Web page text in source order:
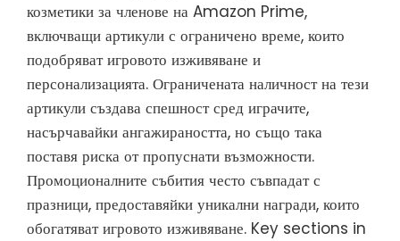
козметики за членове на Amazon Prime,
включващи артикули с ограничено време, които
подобряват игровото изживяване и
персонализацията. Ограничената наличност на тези
артикули създава спешност сред играчите,
насърчавайки ангажираността, но също така
поставя риска от пропуснати възможности.
Промоционалните събития често съвпадат с
празници, предоставяйки уникални награди, които
обогатяват игровото изживяване. Key sections in